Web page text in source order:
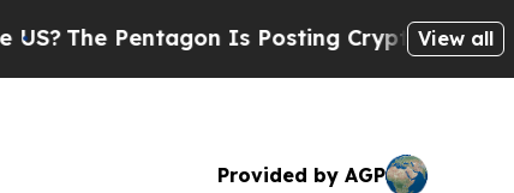
Is Posting Cryptic Biblical View all
Provided by AGP